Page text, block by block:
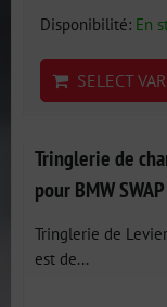
Disponibilité: En
SELECT
Tringlerie de
pour BMW
Tringlerie de
est de...